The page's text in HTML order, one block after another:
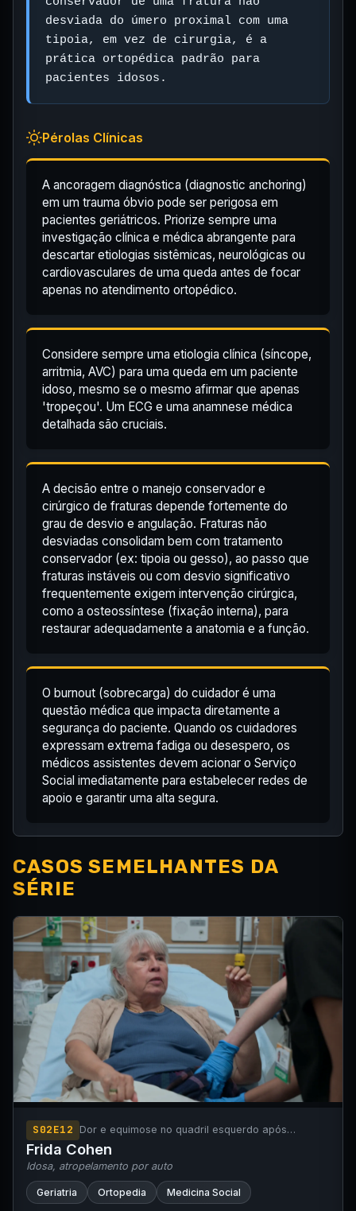
desviada do úmero proximal com uma
tipoia, em vez de cirurgia, é a
prática ortopédica padrão para
pacientes idosos.
Pérolas Clínicas
A ancoragem diagnóstica (diagnostic anchoring)
em um trauma óbvio pode ser perigosa em
pacientes geriátricos. Priorize sempre uma
investigação clínica e médica abrangente para
descartar etiologias sistêmicas, neurológicas ou
cardiovasculares de uma queda antes de focar
apenas no atendimento ortopédico.
Considere sempre uma etiologia clínica (síncope,
arritmia, AVC) para uma queda em um paciente
idoso, mesmo se o mesmo afirmar que apenas
'tropeçou'. Um ECG e uma anamnese médica
detalhada são cruciais.
A decisão entre o manejo conservador e
cirúrgico de fraturas depende fortemente do
grau de desvio e angulação. Fraturas não
desviadas consolidam bem com tratamento
conservador (ex: tipoia ou gesso), ao passo que
fraturas instáveis ou com desvio significativo
frequentemente exigem intervenção cirúrgica,
como a osteossíntese (fixação interna), para
restaurar adequadamente a anatomia e a função.
O burnout (sobrecarga) do cuidador é uma
questão médica que impacta diretamente a
segurança do paciente. Quando os cuidadores
expressam extrema fadiga ou desespero, os
médicos assistentes devem acionar o Serviço
Social imediatamente para estabelecer redes de
apoio e garantir uma alta segura.
CASOS SEMELHANTES DA
SÉRIE
S02E12
Dor e equimose no quadril esquerdo após
atropelamento em baixa velocidade (mecanismo
equivalente a uma queda da própria altura).
Frida Cohen
Idosa, atropelamento por auto
Geriatria Ortopedia Medicina Social